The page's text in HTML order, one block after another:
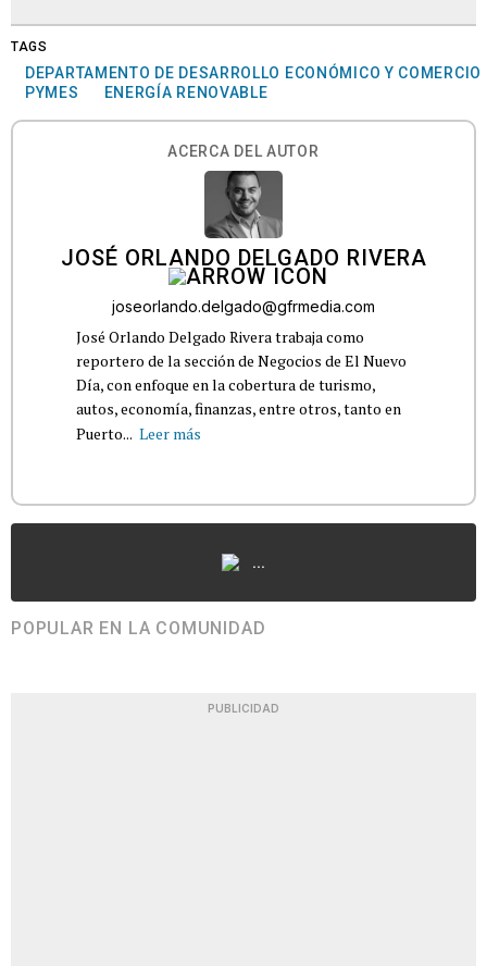
TAGS
DEPARTAMENTO DE DESARROLLO ECONÓMICO Y COMERCIO
PYMES
ENERGÍA RENOVABLE
ACERCA DEL AUTOR
JOSÉ ORLANDO DELGADO RIVERA
joseorlando.delgado@gfrmedia.com
José Orlando Delgado Rivera trabaja como
reportero de la sección de Negocios de El Nuevo
Día, con enfoque en la cobertura de turismo,
autos, economía, finanzas, entre otros, tanto en
Puerto... Leer más
...
POPULAR EN LA COMUNIDAD
PUBLICIDAD